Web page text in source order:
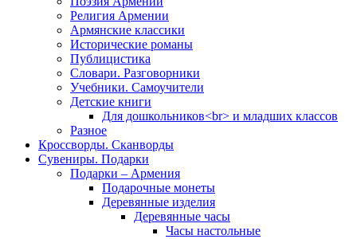
Религия Армении
Армянские классики
Исторические романы
Публицистика
Словари. Разговорники
Учебники. Самоучители
Детские книги
Для дошкольников<br> и младших классов
Разное
Кроссворды. Сканворды
Сувениры. Подарки
Подарки – Армения
Подарочные монеты
Деревянные изделия
Деревянные часы
Часы настольные